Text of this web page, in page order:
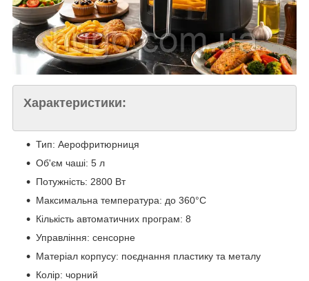
Характеристики:
Тип: Аерофритюрниця
Об'єм чаші: 5 л
Потужність: 2800 Вт
Максимальна температура: до 360°C
Кількість автоматичних програм: 8
Управління: сенсорне
Матеріал корпусу: поєднання пластику та металу
Колір: чорний